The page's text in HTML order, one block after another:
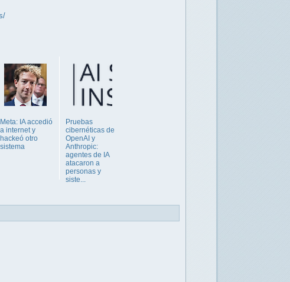
Meta: IA accedió
a internet y
hackeó otro
sistema
Pruebas
cibernéticas de
OpenAI y
Anthropic:
agentes de IA
atacaron a
personas y
siste...